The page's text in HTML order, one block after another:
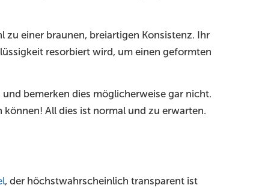
zu einer braunen, breiartigen Konsistenz. Ihr
resorbiert wird, um einen geformten
bemerken dies möglicherweise gar nicht.
All dies ist normal und zu erwarten.
, der höchstwahrscheinlich transparent ist